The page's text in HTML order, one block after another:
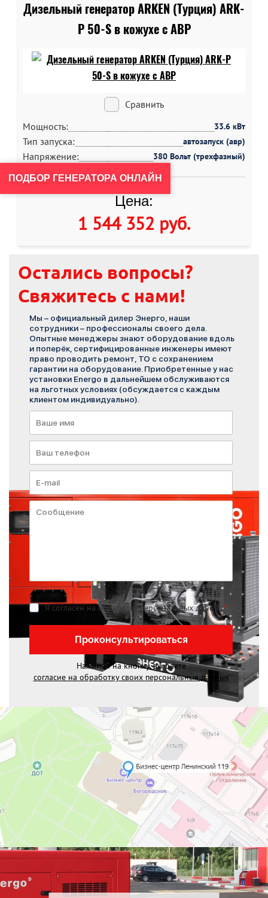
Дизельный генератор ARKEN (Турция) ARK-
P 50-S в кожухе c АВР
Сравнить
Мощность:
33.6 кВт
Тип запуска: автозапуск (авр)
Напряжение: 380 Вольт (трехфазный)
Цена:
1 544 352 руб.
Остались вопросы?
Свяжитесь с нами!
Мы – официальный дилер Энерго, наши
сотрудники – профессионалы своего дела.
Опытные менеджеры знают оборудование вдоль
и поперёк, сертифицированные инженеры имеют
право проводить ремонт, ТО с сохранением
гарантии на оборудование. Приобретенные у нас
установки Energo в дальнейшем обслуживаются
на льготных условиях (обсуждается с каждым
клиентом индивидуально).
Я согласен на обработку персональных данных*
Проконсультироваться
Нажимая на кнопку, вы даете
согласие на обработку своих персональных данных
ПОДБОР ГЕНЕРАТОРА ОНЛАЙН